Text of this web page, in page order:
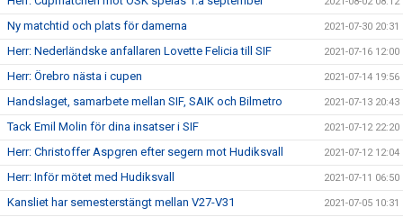
Ny matchtid och plats för damerna 2021-07-30 20:31
Herr: Nederländske anfallaren Lovette Felicia till SIF 2021-07-16 12:00
Herr: Örebro nästa i cupen 2021-07-14 19:56
Handslaget, samarbete mellan SIF, SAIK och Bilmetro 2021-07-13 20:43
Tack Emil Molin för dina insatser i SIF 2021-07-12 22:20
Herr: Christoffer Aspgren efter segern mot Hudiksvall 2021-07-12 12:04
Herr: Inför mötet med Hudiksvall 2021-07-11 06:50
Kansliet har semesterstängt mellan V27-V31 2021-07-05 10:31